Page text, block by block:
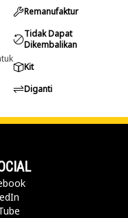
Remanufaktur
Tidak Dapat
Dikembalikan
Kit
Diganti